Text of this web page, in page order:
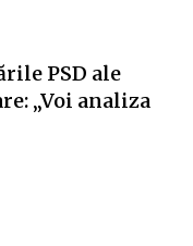
PSD ale
„Voi analiza